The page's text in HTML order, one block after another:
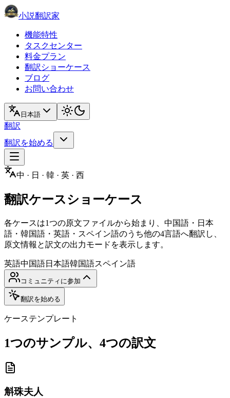
小説翻訳家
機能特性
タスクセンター
料金プラン
翻訳ショーケース
ブログ
お問い合わせ
日本語
翻訳
翻訳を始める
中 · 日 · 韓 · 英 · 西
翻訳ケースショーケース
各ケースは1つの原文ファイルから始まり、中国語・日本
語・韓国語・英語・スペイン語のうち他の4言語へ翻訳し、
原文情報と訳文の出力モードを表示します。
英語中国語日本語韓国語スペイン語
コミュニティに参加
翻訳を始める
ケーステンプレート
1つのサンプル、4つの訳文
斛珠夫人